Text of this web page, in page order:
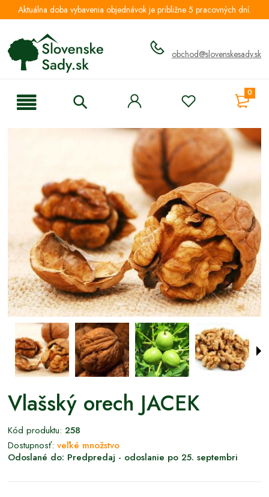
Aktuálna doba vybavenia objednávok je približne 5 pracovných dní.
obchod@slovenskesady.sk
0
Vlašský orech JACEK
Kód produktu: 258
Dostupnosť: veľké množstvo
Odoslané do: Predpredaj - odoslanie po 25. septembri